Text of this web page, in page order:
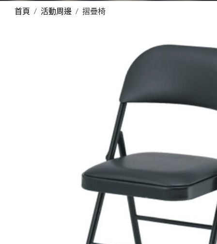
首頁 / 活動周邊 / 摺疊椅